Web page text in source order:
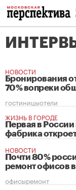
НОВОСТИ
Бронирования
70% вопреки
гостиницыотели
ЖИЗНЬ В ГОРОДЕ
Первая в
фабрика
НОВОСТИ
Почти 80%
ремонт офисов
офисыремонт